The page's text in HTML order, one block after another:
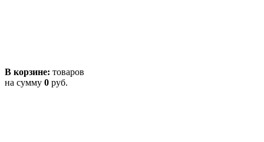
В корзине: товаров
на сумму 0 руб.